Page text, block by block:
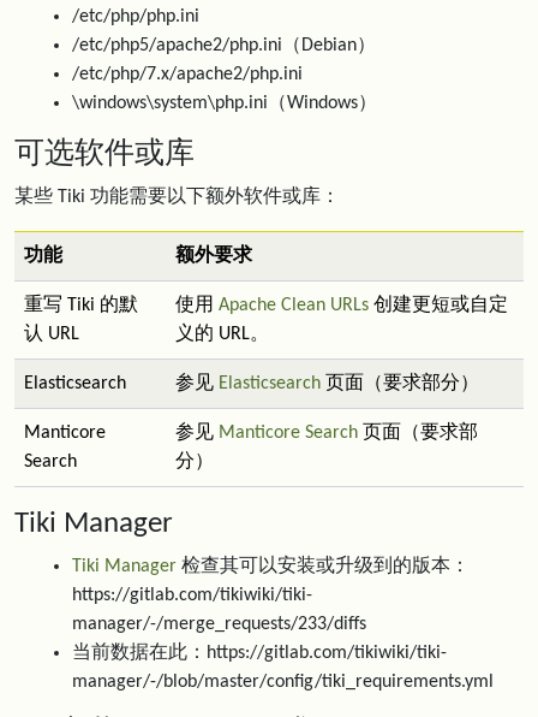
/etc/php/php.ini
/etc/php5/apache2/php.ini（Debian）
/etc/php/7.x/apache2/php.ini
\windows\system\php.ini（Windows）
可选软件或库
某些 Tiki 功能需要以下额外软件或库：
功能 额外要求
重写 Tiki 的默
认 URL
使用 Apache Clean URLs 创建更短或自定
义的 URL。
Elasticsearch 参见 Elasticsearch 页面（要求部分）
Manticore
Search
参见 Manticore Search 页面（要求部
分）
Tiki Manager
Tiki Manager 检查其可以安装或升级到的版本：
https://gitlab.com/tikiwiki/tiki-
manager/-/merge_requests/233/diffs
当前数据在此：https://gitlab.com/tikiwiki/tiki-
manager/-/blob/master/config/tiki_requirements.yml